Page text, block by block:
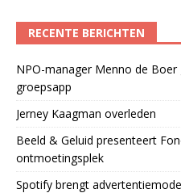
RECENTE BERICHTEN
NPO-manager Menno de Boer
groepsapp
Jerney Kaagman overleden
Beeld & Geluid presenteert
ontmoetingsplek
Spotify brengt